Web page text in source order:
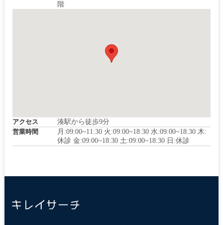
階
アクセス
湊駅から徒歩9分
営業時間
月:09:00~11:30 火:09:00~18:30 水:09:00~18:30 木:
休診 金:09:00~18:30 土:09:00~18:30 日:休診